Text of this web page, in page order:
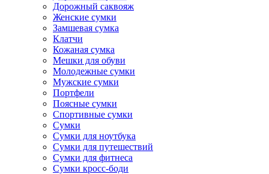
Дорожный саквояж
Женские сумки
Замшевая сумка
Клатчи
Кожаная сумка
Мешки для обуви
Молодежные сумки
Мужские сумки
Портфели
Поясные сумки
Спортивные сумки
Сумки
Сумки для ноутбука
Сумки для путешествий
Сумки для фитнеса
Сумки кросс-боди